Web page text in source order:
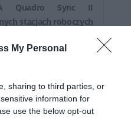
My Personal
sharing to third parties, or
information for
use the below opt-out
Quadro Sync II
stacjach roboczych
sygnału
dane